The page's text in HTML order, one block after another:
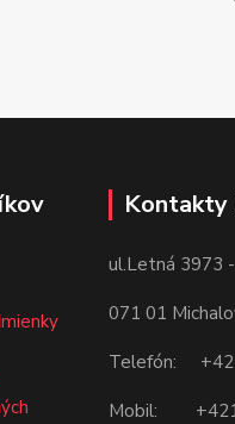
Kontakty
ul.Letná 3973
071 01
Telefón:
Mobil: +421